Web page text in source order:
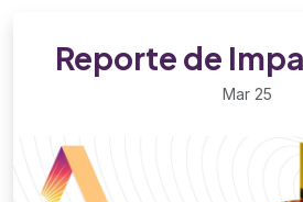
Reporte de
Mar 25